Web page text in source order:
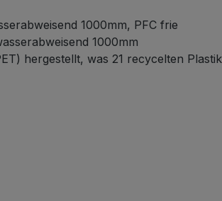
1000mm, PFC frie
1000mm
hergestellt, was 21 recycelten